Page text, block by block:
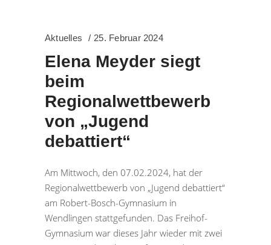
Aktuelles 25. Februar 2024
Elena Meyder siegt
beim
Regionalwettbewerb
von „Jugend
debattiert“
Am Mittwoch, den 07.02.2024, hat der
Regionalwettbewerb von „Jugend debattiert“
am Robert-Bosch-Gymnasium in
Wendlingen stattgefunden. Das Freihof-
Gymnasium war dieses Jahr wieder mit zwei